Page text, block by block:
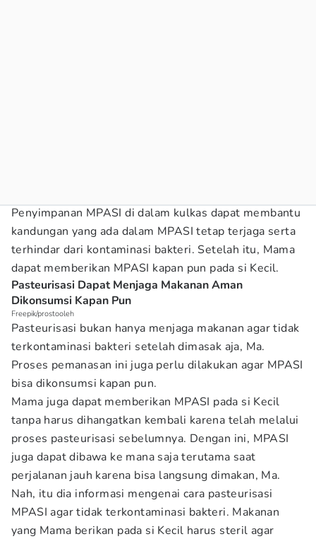
Penyimpanan MPASI di dalam kulkas dapat membantu
kandungan yang ada dalam MPASI tetap terjaga serta
terhindar dari kontaminasi bakteri. Setelah itu, Mama
dapat memberikan MPASI kapan pun pada si Kecil.
Pasteurisasi Dapat Menjaga Makanan Aman
Dikonsumsi Kapan Pun
Freepik/prostooleh
Pasteurisasi bukan hanya menjaga makanan agar tidak
terkontaminasi bakteri setelah dimasak aja, Ma.
Proses pemanasan ini juga perlu dilakukan agar MPASI
bisa dikonsumsi kapan pun.
Mama juga dapat memberikan MPASI pada si Kecil
tanpa harus dihangatkan kembali karena telah melalui
proses pasteurisasi sebelumnya. Dengan ini, MPASI
juga dapat dibawa ke mana saja terutama saat
perjalanan jauh karena bisa langsung dimakan, Ma.
Nah, itu dia informasi mengenai cara pasteurisasi
MPASI agar tidak terkontaminasi bakteri. Makanan
yang Mama berikan pada si Kecil harus steril agar